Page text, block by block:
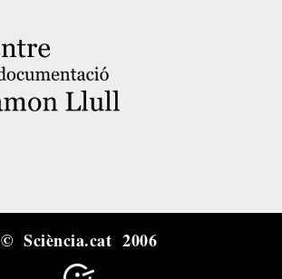
© Sciència.cat 2006